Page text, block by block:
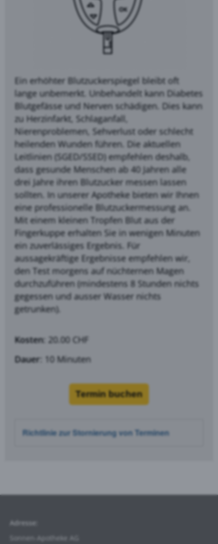
Ein erhöhter Blutzuckerspiegel bleibt oft
lange unbemerkt. Unbehandelt kann Diabetes
Blutgefässe und Nerven schädigen. Dies kann
zu Herzinfarkt, Schlaganfall,
Nierenproblemen, Sehverlust oder schlecht
heilenden Wunden führen. Die aktuellen
Leitlinien (SGED/SSED) empfehlen deshalb,
dass gesunde Menschen ab 40 Jahren alle
drei Jahre ihren Blutzucker messen lassen
sollten. In unserer Apotheke bieten wir Ihnen
eine professionelle Blutzuckermessung an.
Mit einem kleinen Tropfen Blut aus der
Fingerkuppe erhalten Sie in wenigen Minuten
ein zuverlässiges Ergebnis. Für
aussagekräftige Ergebnisse empfehlen wir,
den Test morgens auf nüchternen Magen
durchzuführen (mindestens 8 Stunden nichts
gegessen und ausser Wasser nichts
getrunken).
Kosten: 20.00 CHF
Dauer: 10 Minuten
Termin buchen
Richtlinie zur Stornierung von Terminen
Adresse:
Sonnen-Apotheke AG